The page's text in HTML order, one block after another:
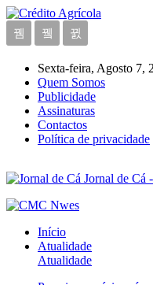
Sexta-feira, Agosto 7,
Quem Somos
Publicidade
Assinaturas
Contactos
Política de privacidade
Jornal de Cá
Início
Atualidade
Atualidade